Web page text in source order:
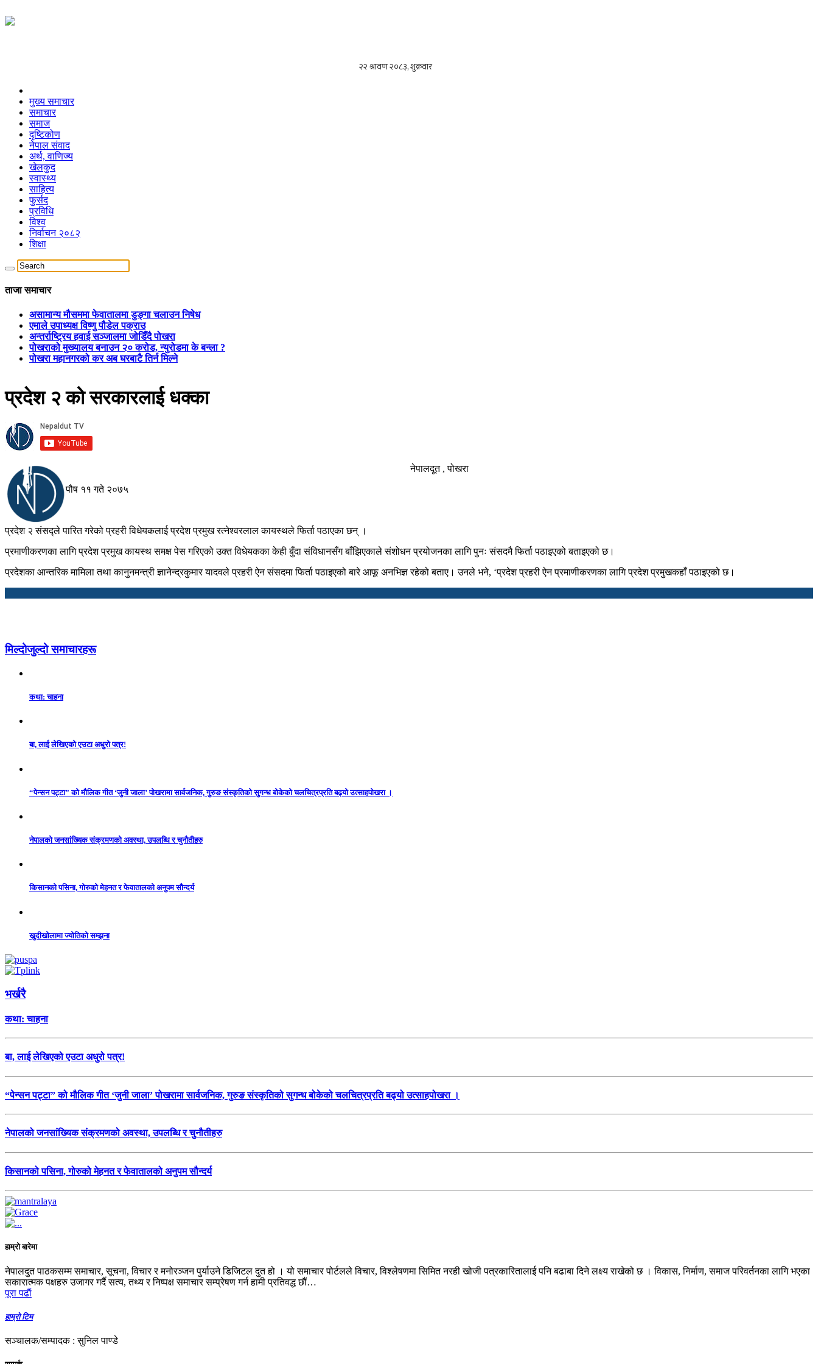
मुख्य समाचार
समाचार
समाज
दृष्टिकोण
नेपाल संवाद
अर्थ, वाणिज्य
खेलकुद
स्वास्थ्य
साहित्य
फुर्सद
प्रविधि
विश्व
निर्वाचन २०८२
शिक्षा
ताजा समाचार
असामान्य मौसममा फेवातालमा डुङ्गा चलाउन निषेध
एमाले उपाध्यक्ष विष्णु पौडेल पक्राउ
अन्तर्राष्ट्रिय हवाई सञ्जालमा जोडिँदै पोखरा
पोखराको मुख्यालय बनाउन २० करोड, न्युरोडमा के बन्ला ?
पोखरा महानगरको कर अब घरबाटै तिर्न मिल्ने
प्रदेश २ को सरकारलाई धक्का
नेपालदूत , पोखरा
पौष ११ गते २०७५
प्रदेश २ संसद्ले पारित गरेको प्रहरी विधेयकलाई प्रदेश प्रमुख रत्नेश्वरलाल कायस्थले फिर्ता पठाएका छन् ।
प्रमाणीकरणका लागि प्रदेश प्रमुख कायस्थ समक्ष पेस गरिएको उक्त विधेयकका केही बुँदा संविधानसँग बाँझिएकाले संशोधन प्रयोजनका लागि पुनः संसदमै फिर्ता पठाइएको बताइएको छ।
प्रदेशका आन्तरिक मामिला तथा कानुनमन्त्री ज्ञानेन्द्रकुमार यादवले प्रहरी ऐन संसदमा फिर्ता पठाइएको बारे आफू अनभिज्ञ रहेको बताए। उनले भने, ‘प्रदेश प्रहरी ऐन प्रमाणीकरणका लागि प्रदेश प्रमुखकहाँ पठाइएको छ।
मिल्दोजुल्दो समाचारहरू
कथा: चाहना
बा, लाई लेखिएको एउटा अधुरो पत्र!
“पेन्सन पट्टा” को मौलिक गीत ‘जुनी जाला’ पोखरामा सार्वजनिक, गुरुङ संस्कृतिको सुगन्ध बोकेको चलचित्रप्रति बढ्यो उत्साहपोखरा ।
नेपालको जनसांख्यिक संक्रमणको अवस्था, उपलब्धि र चुनौतीहरु
किसानको पसिना, गोरुको मेहनत र फेवातालको अनुपम सौन्दर्य
खुदीखोलामा ज्योतिको सम्झना
भर्खरै
कथा: चाहना
बा, लाई लेखिएको एउटा अधुरो पत्र!
“पेन्सन पट्टा” को मौलिक गीत ‘जुनी जाला’ पोखरामा सार्वजनिक, गुरुङ संस्कृतिको सुगन्ध बोकेको चलचित्रप्रति बढ्यो उत्साहपोखरा ।
नेपालको जनसांख्यिक संक्रमणको अवस्था, उपलब्धि र चुनौतीहरु
किसानको पसिना, गोरुको मेहनत र फेवातालको अनुपम सौन्दर्य
हाम्रो बारेमा
नेपालदुत पाठकसम्म समाचार, सूचना, विचार र मनोरञ्जन पुर्याउने डिजिटल दुत हो । यो समाचार पोर्टलले विचार, विश्लेषणमा सिमित नरही खोजी पत्रकारितालाई पनि बढाबा दिने लक्ष्य राखेको छ । विकास, निर्माण, समाज परिवर्तनका लागि भएका
सकारात्मक पक्षहरु उजागर गर्दै सत्य, तथ्य र निष्पक्ष समाचार सम्प्रेषण गर्न हामी प्रतिवद्ध छौं…
पूरा पढाैं
हाम्रो टिम
सञ्चालक/सम्पादक : सुनिल पाण्डे